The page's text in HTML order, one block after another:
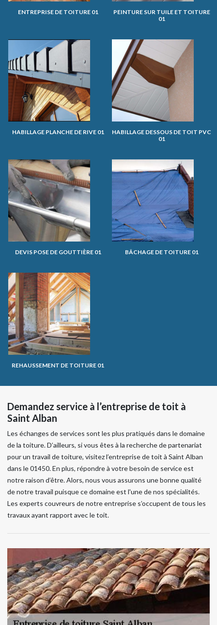
ENTREPRISE DE TOITURE 01
PEINTURE SUR TUILE ET TOITURE
01
HABILLAGE PLANCHE DE RIVE 01
HABILLAGE DESSOUS DE TOIT PVC
01
DEVIS POSE DE GOUTTIÈRE 01 BÂCHAGE DE TOITURE 01
REHAUSSEMENT DE TOITURE 01
Demandez service à l’entreprise de toit à
Saint Alban
Les échanges de services sont les plus pratiqués dans le domaine
de la toiture. D’ailleurs, si vous êtes à la recherche de partenariat
pour un travail de toiture, visitez l’entreprise de toit à Saint Alban
dans le 01450. En plus, répondre à votre besoin de service est
notre raison d’être. Alors, nous vous assurons une bonne qualité
de notre travail puisque ce domaine est l'une de nos spécialités.
Les experts couvreurs de notre entreprise s’occupent de tous les
travaux ayant rapport avec le toit.